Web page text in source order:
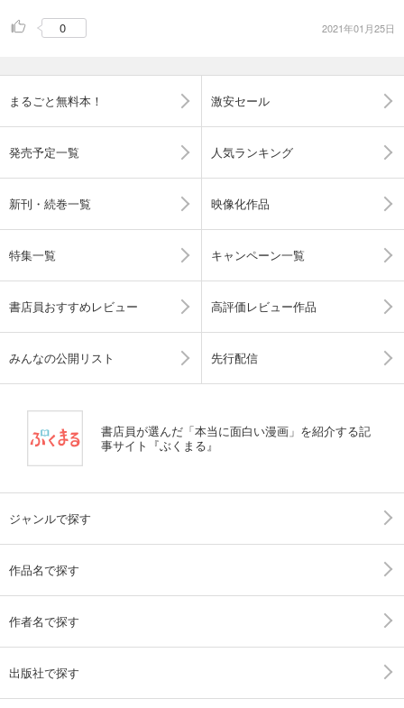
0 2021年01月25日
まるごと無料本！ 激安セール
発売予定一覧 人気ランキング
新刊・続巻一覧 映像化作品
特集一覧 キャンペーン一覧
書店員おすすめレビュー 高評価レビュー作品
みんなの公開リスト 先行配信
書店員が選んだ「本当に面白い漫画」を紹介する記
事サイト『ぶくまる』
ジャンルで探す
作品名で探す
作者名で探す
出版社で探す